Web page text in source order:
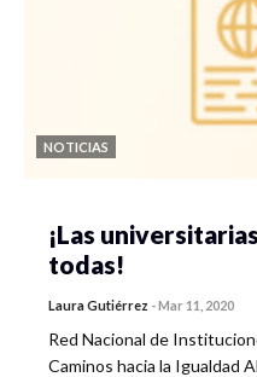
NOTICIAS
¡Las
todas!
Laura Gutiérrez -Mar 11, 2020
Red Nacional de
Caminos hacia la Igualdad